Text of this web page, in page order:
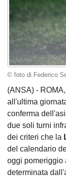
© foto di Federico
(ANSA) -
all'ultima
conferma
due soli turni
dei criteri che la
del calendario
oggi pomeriggio
determinata